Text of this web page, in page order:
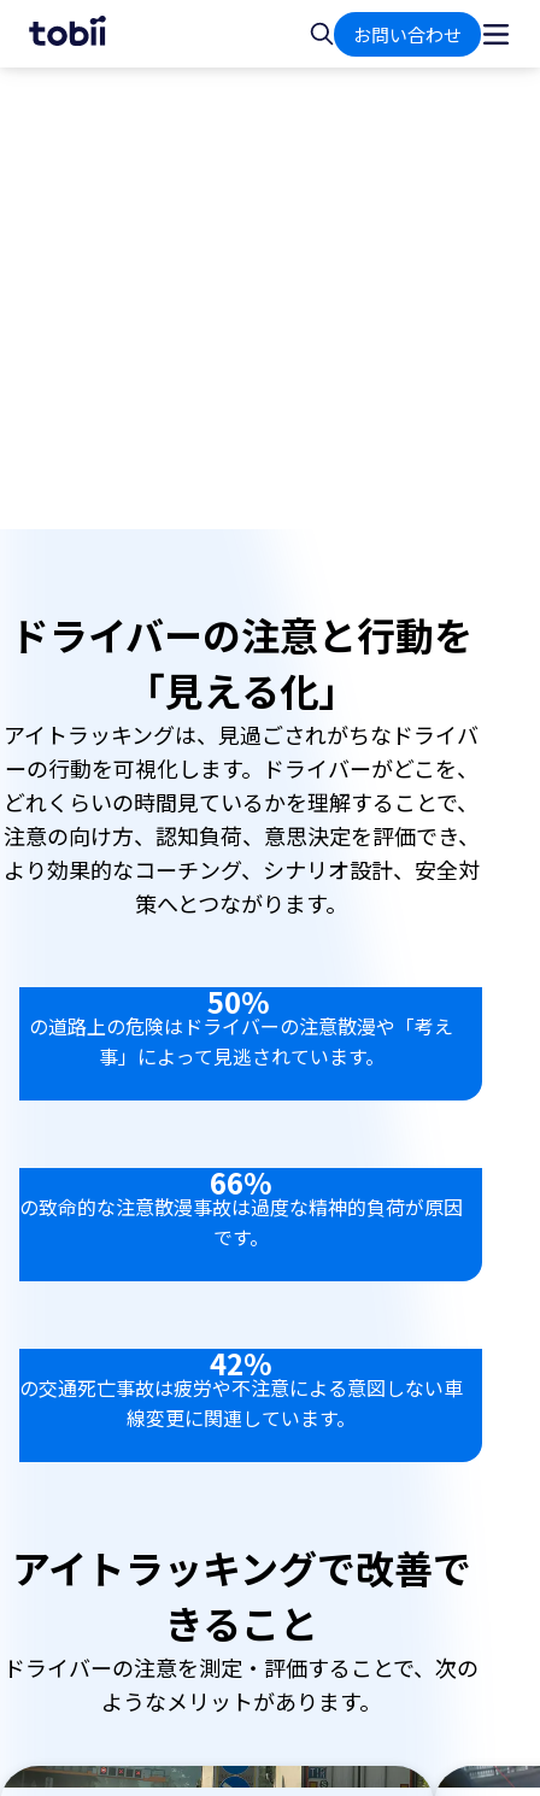
ー
検
索
お問い合わせ
ドライバーの注意と行動を
「見える化」
アイトラッキングは、見過ごされがちなドライバ
ーの行動を可視化します。ドライバーがどこを、
どれくらいの時間見ているかを理解することで、
注意の向け方、認知負荷、意思決定を評価でき、
より効果的なコーチング、シナリオ設計、安全対
策へとつながります。
50%
の道路上の危険はドライバーの注意散漫や「考え
事」によって見逃されています。
66%
の致命的な注意散漫事故は過度な精神的負荷が原因
です。
42%
の交通死亡事故は疲労や不注意による意図しない車
線変更に関連しています。
アイトラッキングで改善で
きること
ドライバーの注意を測定・評価することで、次の
ようなメリットがあります。